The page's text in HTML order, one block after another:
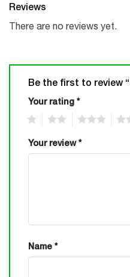
Reviews
There are no reviews yet.
Be the first to review
Your rating *
Your review*
Name *